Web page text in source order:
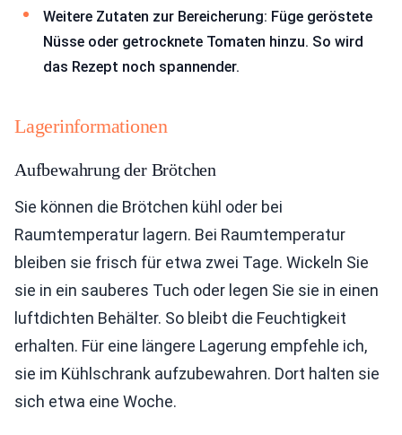
Weitere Zutaten zur Bereicherung: Füge geröstete
Nüsse oder getrocknete Tomaten hinzu. So wird
das Rezept noch spannender.
Lagerinformationen
Aufbewahrung der Brötchen
Sie können die Brötchen kühl oder bei
Raumtemperatur lagern. Bei Raumtemperatur
bleiben sie frisch für etwa zwei Tage. Wickeln Sie
sie in ein sauberes Tuch oder legen Sie sie in einen
luftdichten Behälter. So bleibt die Feuchtigkeit
erhalten. Für eine längere Lagerung empfehle ich,
sie im Kühlschrank aufzubewahren. Dort halten sie
sich etwa eine Woche.